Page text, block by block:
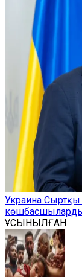
Украина Сыртқы
ҰСЫНЫЛҒАН